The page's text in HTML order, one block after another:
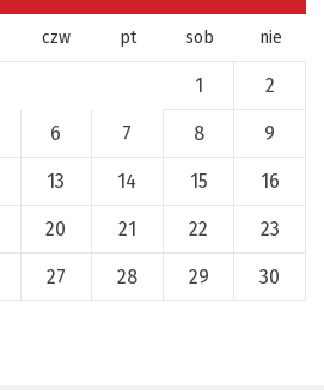
czw pt sob nie
1 2
6 7 8 9
13 14 15 16
20 21 22 23
27 28 29 30